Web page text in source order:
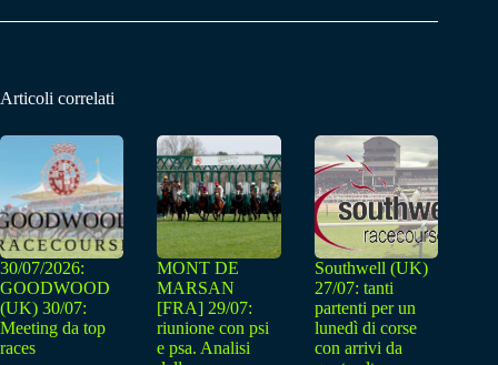
Articoli correlati
30/07/2026:
GOODWOOD
(UK) 30/07:
Meeting da top
races
MONT DE
MARSAN
[FRA] 29/07:
riunione con psi
e psa. Analisi
Southwell (UK)
27/07: tanti
partenti per un
lunedì di corse
con arrivi da